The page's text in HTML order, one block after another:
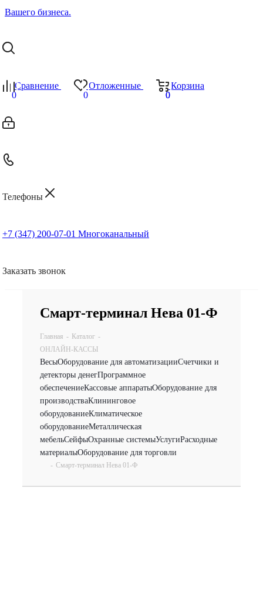
Сравнение
0
Отложенные
0
Корзина
0
0
Телефоны
+7 (347) 200-07-01 Многоканальный
Заказать звонок
Смарт-терминал Нева 01-Ф
Главная - Каталог -
ОНЛАЙН-КАССЫ
ВесыОборудование для автоматизацииСчетчики и
детекторы денегПрограммное
обеспечениеКассовые аппаратыОборудование для
производстваКлининговое
оборудованиеКлиматическое
оборудованиеМеталлическая
мебельСейфыОхранные системыУслугиРасходные
материалыОборудование для торговли
- Смарт-терминал Нева 01-Ф